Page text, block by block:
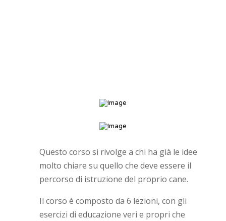
Questo corso si rivolge a chi ha già le idee
molto chiare su quello che deve essere il
percorso di istruzione del proprio cane.
Il corso è composto da 6 lezioni, con gli
esercizi di educazione veri e propri che